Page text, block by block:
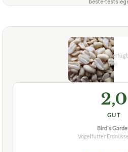
2,0
GUT
Bird`s Garden
Vogelfutter Erdnüsse
★★★